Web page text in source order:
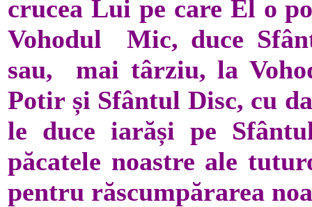
crucea Lui pe care El o
Vohodul Mic, duce
sau, mai târziu, la
Potir și Sfântul Disc, cu
le duce iarăși pe
păcatele noastre ale
pentru răscumpărarea